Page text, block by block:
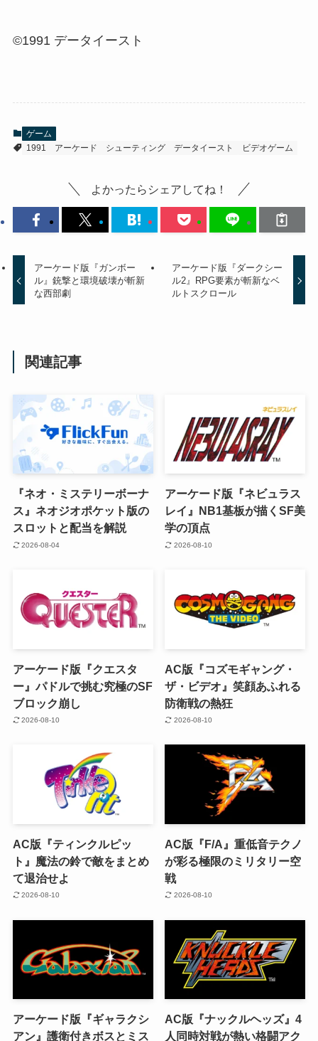
©1991 データイースト
ゲーム
1991
アーケード シューティング データイースト ビデオゲーム
よかったらシェアしてね！
アーケード版『ガンボー
ル』銃撃と環境破壊が斬新
な西部劇
アーケード版『ダークシー
ル2』RPG要素が斬新なベ
ルトスクロール
関連記事
『ネオ・ミステリーボーナ
ス』ネオジオポケット版の
スロットと配当を解説
2026-08-04
アーケード版『ネビュラス
レイ』NB1基板が描くSF美
学の頂点
2026-08-10
アーケード版『クエスタ
ー』パドルで挑む究極のSF
ブロック崩し
2026-08-10
AC版『コズモギャング・
ザ・ビデオ』笑顔あふれる
防衛戦の熱狂
2026-08-10
AC版『ティンクルピッ
ト』魔法の鈴で敵をまとめ
て退治せよ
2026-08-10
AC版『F/A』重低音テクノ
が彩る極限のミリタリー空
戦
2026-08-10
アーケード版『ギャラクシ
アン』護衛付きボスとミス
AC版『ナックルヘッズ』4
人同時対戦が熱い格闘アク